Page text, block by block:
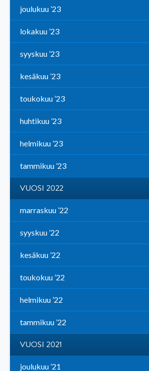
joulukuu ’23
lokakuu ’23
syyskuu ’23
kesäkuu ’23
toukokuu ’23
huhtikuu ’23
helmikuu ’23
tammikuu ’23
VUOSI 2022
marraskuu ’22
syyskuu ’22
kesäkuu ’22
toukokuu ’22
helmikuu ’22
tammikuu ’22
VUOSI 2021
joulukuu ’21